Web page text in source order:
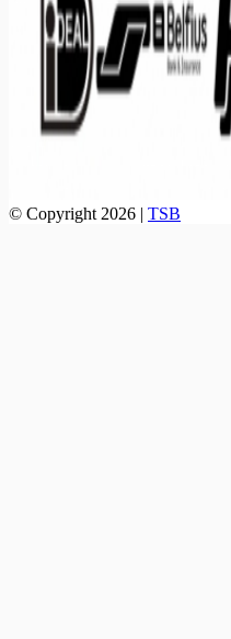
© Copyright 2026 | TSB